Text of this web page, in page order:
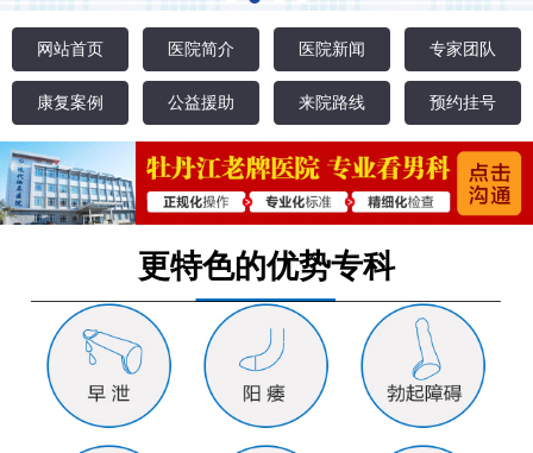
网站首页 医院简介 医院新闻 专家团队
康复案例 公益援助 来院路线 预约挂号
更特色的优势专科